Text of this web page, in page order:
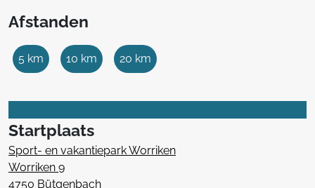
Afstanden
5 km 10 km 20 km
Startplaats
Sport- en vakantiepark Worriken
Worriken 9
4750 Bütgenbach